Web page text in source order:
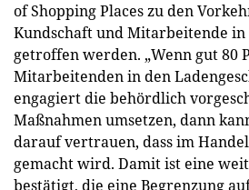
of Shopping Places zu den
Kundschaft und Mitarbeitende in
getroffen werden. „Wenn gut 80
Mitarbeitenden in den
engagiert die behördlich
Maßnahmen umsetzen, dann
darauf vertrauen, dass im
gemacht wird. Damit ist eine
bestätigt, die eine Begrenzung